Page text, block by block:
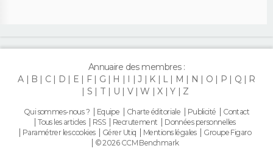
Annuaire des membres :
A
B C D E F G H J K L M N O P Q
R
S
T U V W X Y Z
Qui sommes-nous ? Equipe Charte éditoriale Publicité
Contact
Tous les articles
RSS Recrutement
Données personnelles
Paramétrer les cookies
Gérer Utiq Mentions légales
Groupe Figaro
© 2026 CCM Benchmark